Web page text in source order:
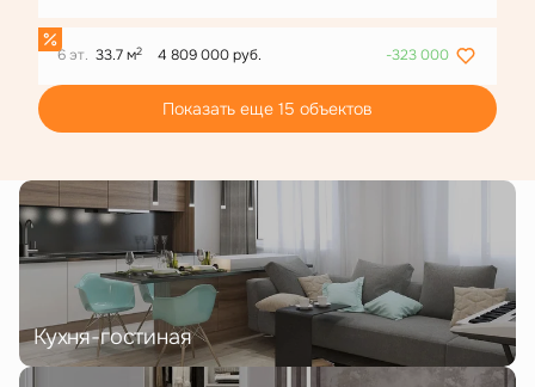
6 эт. 33.7 м2 4 809 000 руб. -323 000
Показать еще 15 объектов
Кухня-гостиная